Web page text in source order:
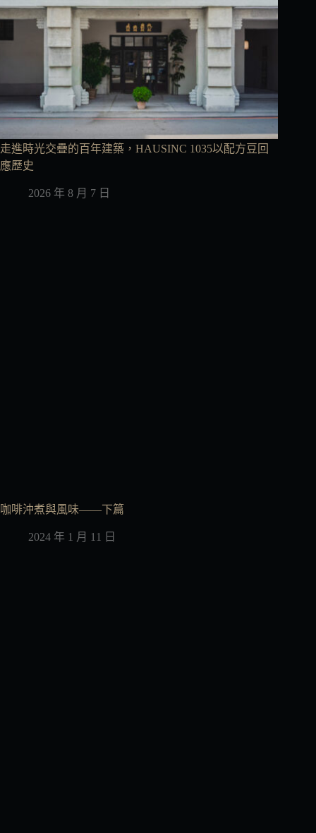
走進時光交疊的百年建築，HAUSINC 1035以配方豆回
應歷史
2026 年 8 月 7 日
咖啡沖煮與風味——下篇
2024 年 1 月 11 日